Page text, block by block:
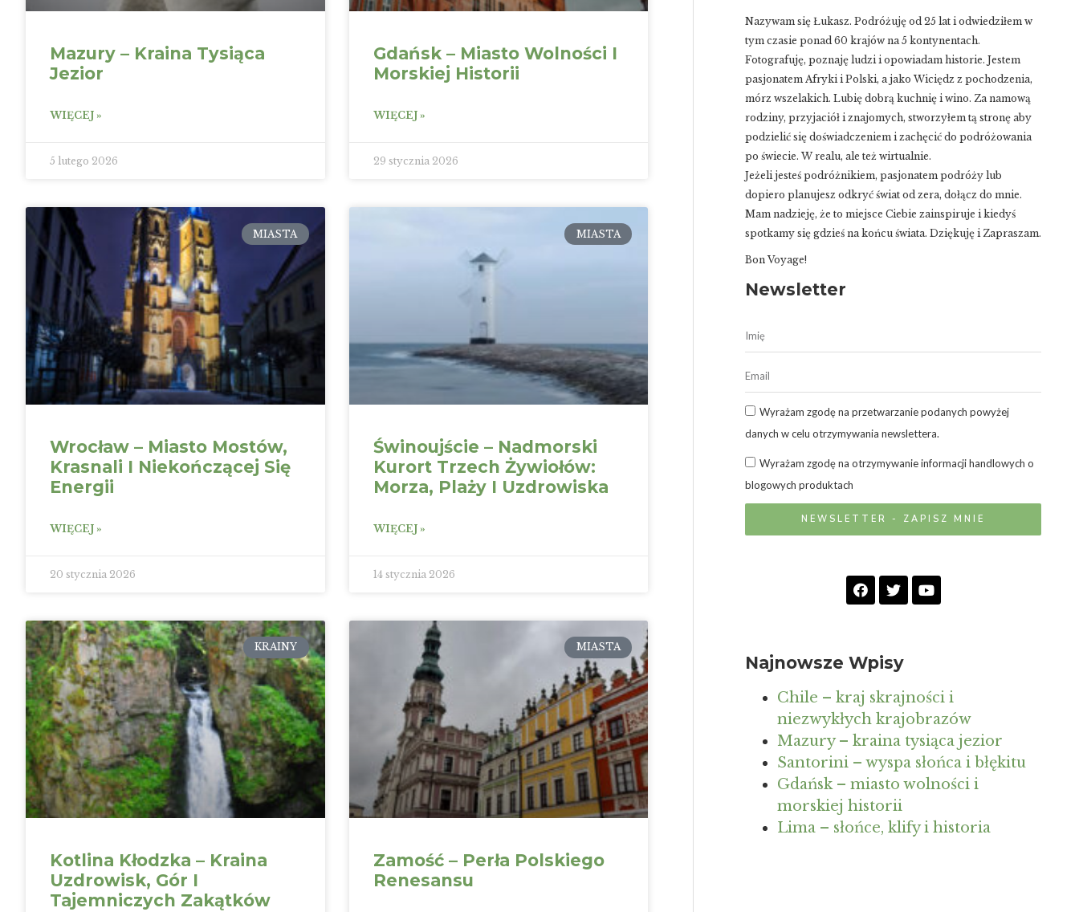
Mazury – Kraina Tysiąca
Jezior
WIĘCEJ »
5 lutego 2026
Gdańsk – Miasto Wolności I
Morskiej Historii
WIĘCEJ »
29 stycznia 2026
MIASTA
Wrocław – Miasto Mostów,
Krasnali I Niekończącej Się
Energii
WIĘCEJ »
20 stycznia 2026
MIASTA
Świnoujście – Nadmorski
Kurort Trzech Żywiołów:
Morza, Plaży I Uzdrowiska
WIĘCEJ »
14 stycznia 2026
KRAINY
Kotlina Kłodzka – Kraina
Uzdrowisk, Gór I
Tajemniczych Zakątków
MIASTA
Zamość – Perła Polskiego
Renesansu
Nazywam się Łukasz. Podróżuję od 25 lat i odwiedziłem w
tym czasie ponad 60 krajów na 5 kontynentach.
Fotografuję, poznaję ludzi i opowiadam historie. Jestem
pasjonatem Afryki i Polski, a jako Wiciędz z pochodzenia,
mórz wszelakich. Lubię dobrą kuchnię i wino. Za namową
rodziny, przyjaciół i znajomych, stworzyłem tą stronę aby
podzielić się doświadczeniem i zachęcić do podróżowania
po świecie. W realu, ale też wirtualnie.
Jeżeli jesteś podróżnikiem, pasjonatem podróży lub
dopiero planujesz odkryć świat od zera, dołącz do mnie.
Mam nadzieję, że to miejsce Ciebie zainspiruje i kiedyś
spotkamy się gdzieś na końcu świata. Dziękuję i Zapraszam.
Bon Voyage!
Newsletter
Wyrażam zgodę na przetwarzanie podanych powyżej
danych w celu otrzymywania newslettera.
Wyrażam zgodę na otrzymywanie informacji handlowych o
blogowych produktach
NEWSLETTER - ZAPISZ MNIE
Najnowsze Wpisy
Chile – kraj skrajności i
niezwykłych krajobrazów
Mazury – kraina tysiąca jezior
Santorini – wyspa słońca i błękitu
Gdańsk – miasto wolności i
morskiej historii
Lima – słońce, klify i historia